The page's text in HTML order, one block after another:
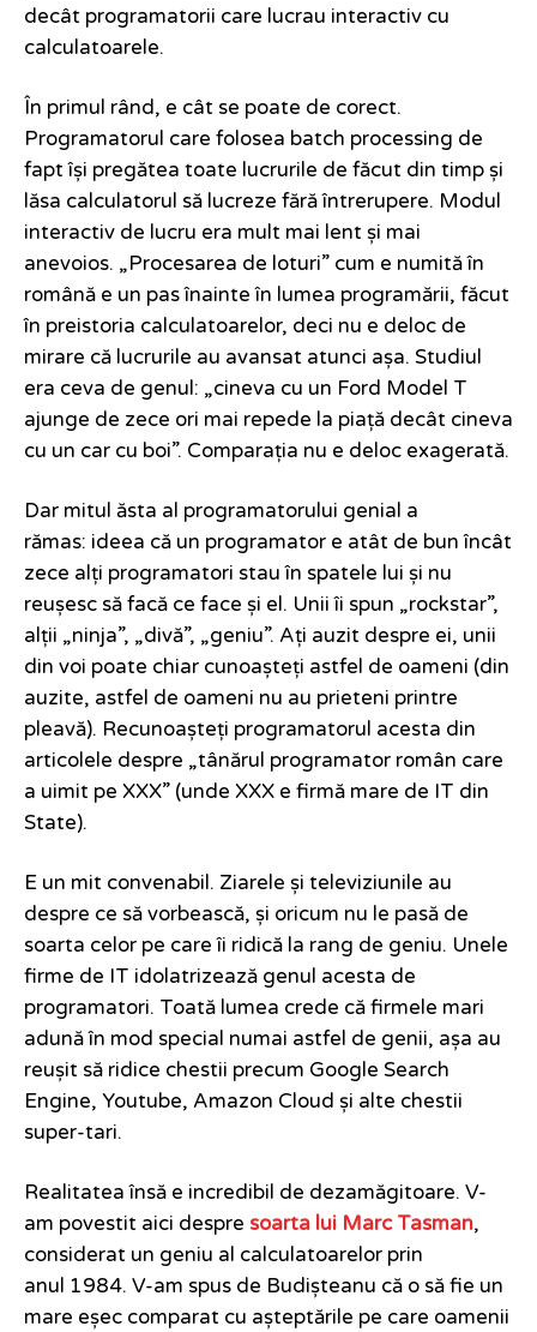
decât programatorii care lucrau interactiv cu
calculatoarele.
În primul rând, e cât se poate de corect.
Programatorul care folosea batch processing de
fapt își pregătea toate lucrurile de făcut din timp și
lăsa calculatorul să lucreze fără întrerupere. Modul
interactiv de lucru era mult mai lent și mai
anevoios. „Procesarea de loturi” cum e numită în
română e un pas înainte în lumea programării, făcut
în preistoria calculatoarelor, deci nu e deloc de
mirare că lucrurile au avansat atunci așa. Studiul
era ceva de genul: „cineva cu un Ford Model T
ajunge de zece ori mai repede la piață decât cineva
cu un car cu boi”. Comparația nu e deloc exagerată.
Dar mitul ăsta al programatorului genial a
rămas: ideea că un programator e atât de bun încât
zece alți programatori stau în spatele lui și nu
reușesc să facă ce face și el. Unii îi spun „rockstar”,
alții „ninja”, „divă”, „geniu”. Ați auzit despre ei, unii
din voi poate chiar cunoașteți astfel de oameni (din
auzite, astfel de oameni nu au prieteni printre
pleavă). Recunoașteți programatorul acesta din
articolele despre „tânărul programator român care
a uimit pe XXX” (unde XXX e firmă mare de IT din
State).
E un mit convenabil. Ziarele și televiziunile au
despre ce să vorbească, și oricum nu le pasă de
soarta celor pe care îi ridică la rang de geniu. Unele
firme de IT idolatrizează genul acesta de
programatori. Toată lumea crede că firmele mari
adună în mod special numai astfel de genii, așa au
reușit să ridice chestii precum Google Search
Engine, Youtube, Amazon Cloud și alte chestii
super-tari.
Realitatea însă e incredibil de dezamăgitoare. V-
am povestit aici despre soarta lui Marc Tasman,
considerat un geniu al calculatoarelor prin
anul 1984. V-am spus de Budișteanu că o să fie un
mare eșec comparat cu așteptările pe care oamenii